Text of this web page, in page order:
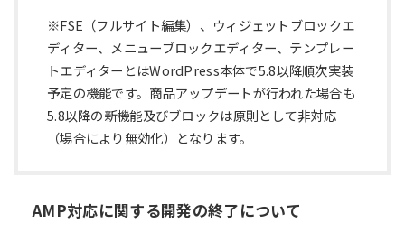
※FSE（フルサイト編集）、ウィジェットブロックエ
ディター、メニューブロックエディター、テンプレー
トエディターとはWordPress本体で5.8以降順次実装
予定の機能です。商品アップデートが行われた場合も
5.8以降の新機能及びブロックは原則として非対応
（場合により無効化）となります。
AMP対応に関する開発の終了について